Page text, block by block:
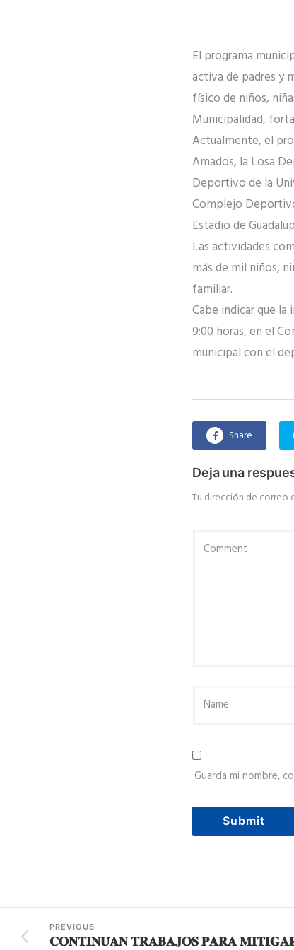
El programa
activa de padres y
físico de niños,
Municipalidad,
Actualmente, el
Amados, la Losa
Deportivo de la
Complejo
Estadio de
Las actividades
más de mil niños,
familiar.
Cabe indicar que la
9:00 horas, en el
municipal con el
Share
Deja una
Tu dirección de correo
Guarda mi nombre,
PREVIOUS